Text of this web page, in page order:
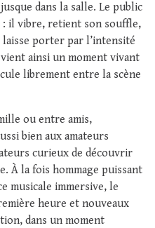
dans la salle. Le public
: il vibre, retient son souffle,
porter par l’intensité
ainsi un moment vivant
librement entre la scène
ou entre amis,
bien aux amateurs
curieux de découvrir
À la fois hommage puissant
musicale immersive, le
heure et nouveaux
dans un moment